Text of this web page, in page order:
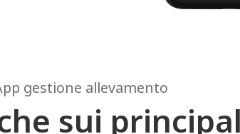
gestione allevamento
sui